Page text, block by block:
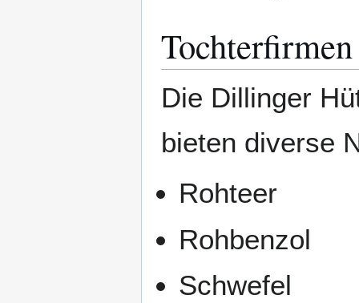
Tochterfirmen
Die Dillinger
bieten diverse
Rohteer
Rohbenzol
Schwefel